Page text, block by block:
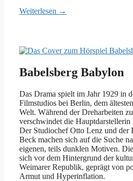
Weiterlesen →
Babelsberg Babylon
Das Drama spielt im Jahr 1929 in
Filmstudios bei Berlin, dem
Welt. Während der Dreharbeiten
verschwindet die
Der Studiochef Otto Lenz und der
Beck machen sich auf die Suche
eigenen, teils dunklen Motiven.
sich vor dem Hintergrund der
Weimarer Republik, geprägt von
Armut und Hyperinflation.